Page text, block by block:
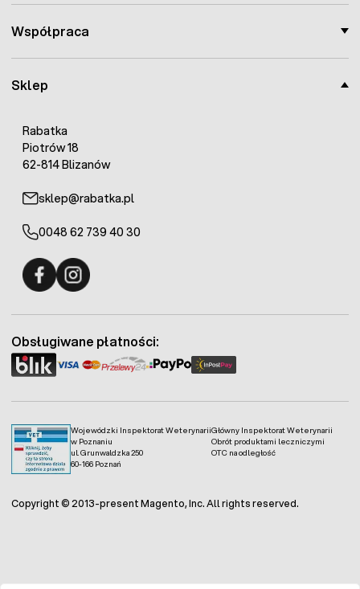
Sklep
Rabatka
Piotrów 18
62-814 Blizanów
sklep@rabatka.pl
0048 62 739 40 30
Współpraca
Wojewódzki Inspektorat Weterynarii
w Poznaniu
ul. Grunwaldzka 250
60-166 Poznań
Główny Inspektorat Weterynarii
Obrót produktami leczniczymi
OTC na odległość
Obsługiwane płatności:
Copyright © 2013-present Magento, Inc. All rights reserved.